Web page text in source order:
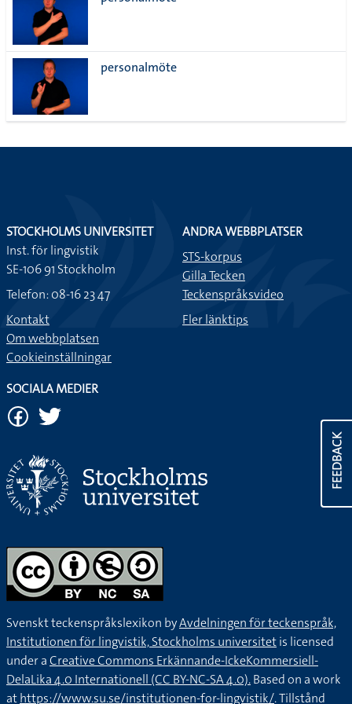
personalmöte
FEEDBACK
STOCKHOLMS UNIVERSITET
Inst. för lingvistik
SE-106 91 Stockholm
Telefon: 08-16 23 47
Kontakt
Om webbplatsen
Cookieinställningar
ANDRA WEBBPLATSER
STS-korpus
Gilla Tecken
Teckenspråksvideo
Fler länktips
SOCIALA MEDIER
Svenskt teckenspråkslexikon byAvdelningen för teckenspråk,
Institutionen för lingvistik, Stockholms universitetis licensed
under aCreative Commons Erkännande-IckeKommersiell-
DelaLika 4.0 Internationell (CC BY-NC-SA 4.0).Based on a work
athttps://www.su.se/institutionen-for-lingvistik/. Tillstånd